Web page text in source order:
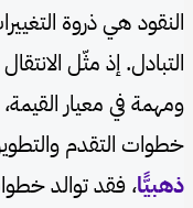
النقود هي ذروة
التبادل. إذ مثّل
ومهمة في معيار
خطوات التقدم
ذهبيًّا، فقد توالد